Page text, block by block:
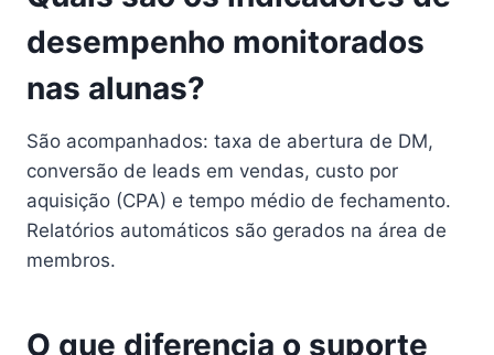
desempenho monitorados
nas alunas?
São acompanhados: taxa de abertura de DM,
conversão de leads em vendas, custo por
aquisição (CPA) e tempo médio de fechamento.
Relatórios automáticos são gerados na área de
membros.
O que diferencia o suporte